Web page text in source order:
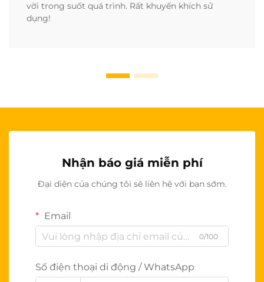
vời trong suốt quá trình. Rất khuyến khích sử
dụng!
Nhận báo giá miễn phí
Đại diện của chúng tôi sẽ liên hệ với bạn sớm.
Email
0/100
Số điện thoại di động / WhatsApp